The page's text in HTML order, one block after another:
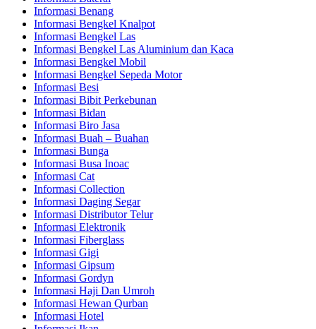
Informasi Benang
Informasi Bengkel Knalpot
Informasi Bengkel Las
Informasi Bengkel Las Aluminium dan Kaca
Informasi Bengkel Mobil
Informasi Bengkel Sepeda Motor
Informasi Besi
Informasi Bibit Perkebunan
Informasi Bidan
Informasi Biro Jasa
Informasi Buah – Buahan
Informasi Bunga
Informasi Busa Inoac
Informasi Cat
Informasi Collection
Informasi Daging Segar
Informasi Distributor Telur
Informasi Elektronik
Informasi Fiberglass
Informasi Gigi
Informasi Gipsum
Informasi Gordyn
Informasi Haji Dan Umroh
Informasi Hewan Qurban
Informasi Hotel